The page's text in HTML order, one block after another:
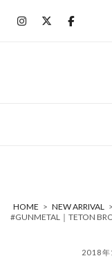
HOME > NEW ARRIVAL >
#GUNMETAL｜TETON
2018年